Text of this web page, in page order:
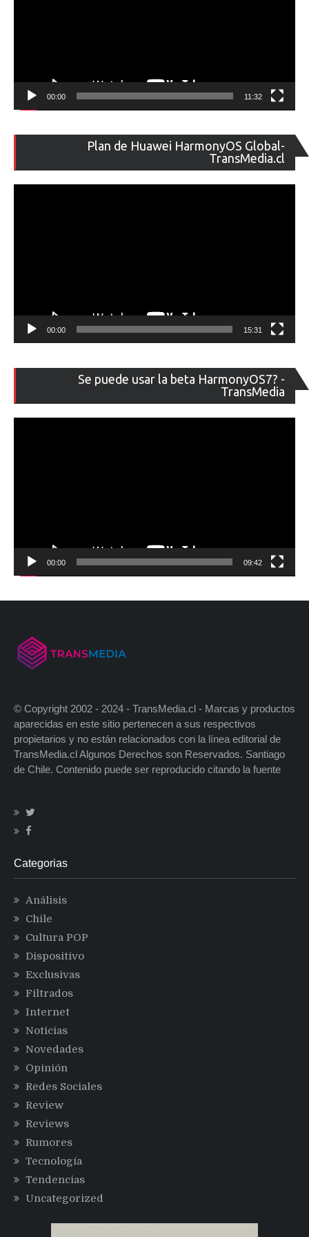
00:00 11:32
Plan de Huawei HarmonyOS Global-
TransMedia.cl
de
00:00 15:31
Se puede usar la beta HarmonyOS7? -
TransMedia
de
00:00 09:42
© Copyright 2002 - 2024 - TransMedia.cl - Marcas y productos
aparecidas en este sitio pertenecen a sus respectivos
propietarios y no están relacionados con la línea editorial de
TransMedia.cl Algunos Derechos son Reservados. Santiago
de Chile. Contenido puede ser reproducido citando la fuente
Categorias
Análisis
Chile
Cultura POP
Dispositivo
Exclusivas
Filtrados
Internet
Noticias
Novedades
Opinión
Redes Sociales
Review
Reviews
Rumores
Tecnología
Tendencias
Uncategorized